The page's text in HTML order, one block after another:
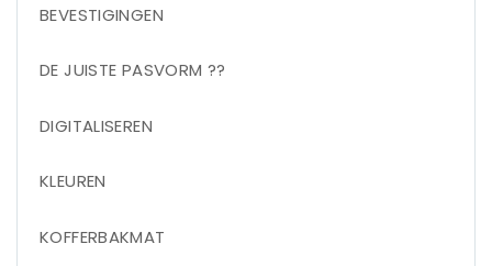
BEVESTIGINGEN
DE JUISTE PASVORM ??
DIGITALISEREN
KLEUREN
KOFFERBAKMAT